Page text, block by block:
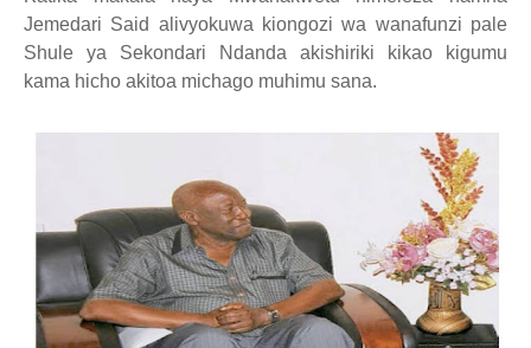
Jemedari Said alivyokuwa kiongozi wa wanafunzi pale
Shule ya Sekondari Ndanda akishiriki kikao kigumu
kama hicho akitoa michago muhimu sana.